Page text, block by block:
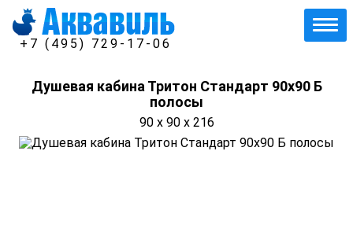
+7 (495) 729-17-06
Душевая кабина Тритон Стандарт 90х90 Б
полосы
90 x 90 x 216